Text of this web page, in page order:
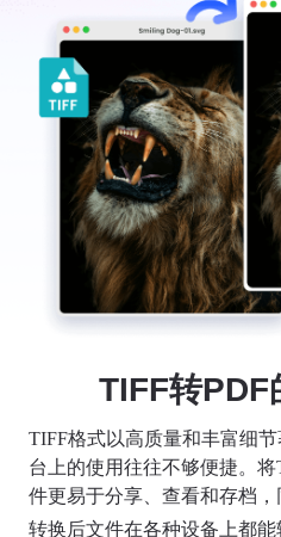
TIFF转PDF
TIFF格式以高质量和丰富细
台上的使用往往不够便捷。
件更易于分享、查看和存档，
转换后文件在各种设备上都